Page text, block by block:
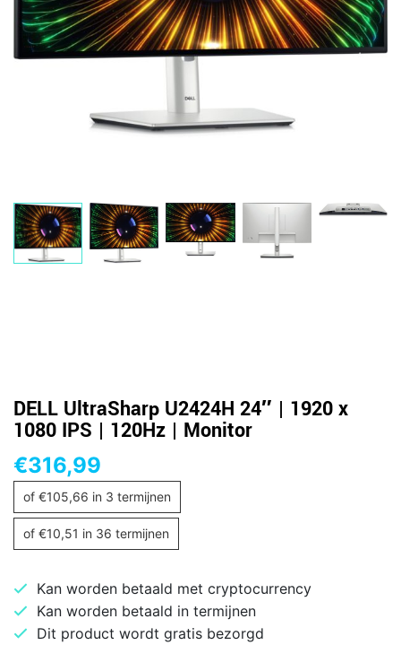
DELL UltraSharp U2424H 24″ | 1920 x
1080 IPS | 120Hz | Monitor
€316,99
of €105,66 in 3 termijnen
of €10,51 in 36 termijnen
Kan worden betaald met cryptocurrency
Kan worden betaald in termijnen
Dit product wordt gratis bezorgd